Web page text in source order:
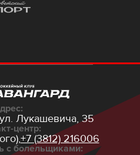
ул. Лукашевича, 35
центр:
+7 (3812) 216006
с болельщиками: